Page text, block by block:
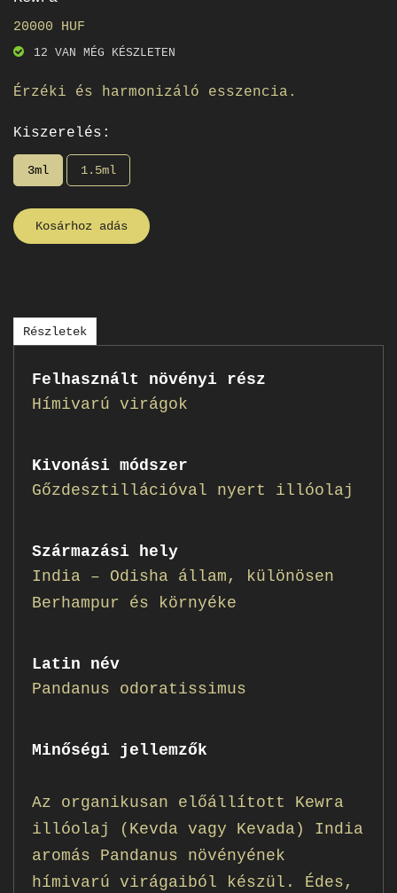
20000 HUF
12 VAN MÉG KÉSZLETEN
Érzéki és harmonizáló esszencia.
Kiszerelés:
3ml 1.5ml
Kosárhoz adás
Részletek
Felhasznált növényi rész
Hímivarú virágok
Kivonási módszer
Gőzdesztillációval nyert illóolaj
Származási hely
India – Odisha állam, különösen
Berhampur és környéke
Latin név
Pandanus odoratissimus
Minőségi jellemzők
Az organikusan előállított Kewra
illóolaj (Kevda vagy Kevada) India
aromás Pandanus növényének
hímivarú virágaiból készül. Édes,